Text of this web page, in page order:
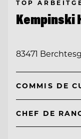
TOP
Kempinski
83471
COMMIS DE
CHEF DE